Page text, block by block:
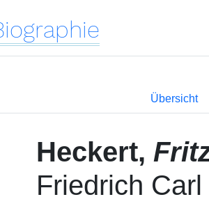
Übersicht
Heckert,
Friedrich